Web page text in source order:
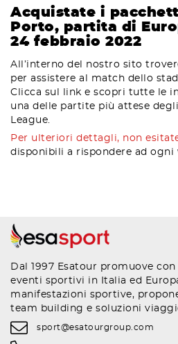
Acquistate i
Porto, partita di
24 febbraio 2022
All’interno del nostro sito
per assistere al match dello
Clicca sul link e scopri tutte le
una delle partite più attese
League.
Per ulteriori dettagli, non
disponibili a rispondere ad ogni
Dal 1997 Esatour promuove
eventi sportivi in Italia ed
manifestazioni sportive,
team building e soluzioni
sport@esatourgroup.com